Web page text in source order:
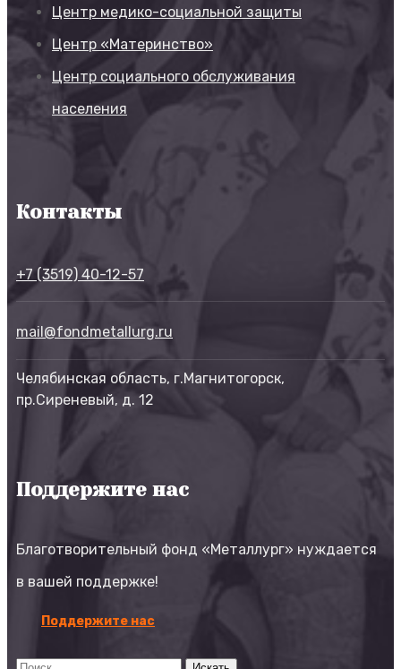
Центр медико-социальной защиты
Центр «Материнство»
Центр социального обслуживания
населения
Контакты
+7 (3519) 40-12-57
mail@fondmetallurg.ru
Челябинская область, г.Магнитогорск,
пр.Сиреневый, д. 12
Поддержите нас
Благотворительный фонд «Металлург» нуждается
в вашей поддержке!
Поддержите нас